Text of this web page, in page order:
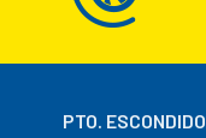
PTO.